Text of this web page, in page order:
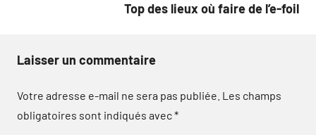
Top des lieux où faire de l’e-foil
Laisser un commentaire
Votre adresse e-mail ne sera pas publiée. Les champs
obligatoires sont indiqués avec*